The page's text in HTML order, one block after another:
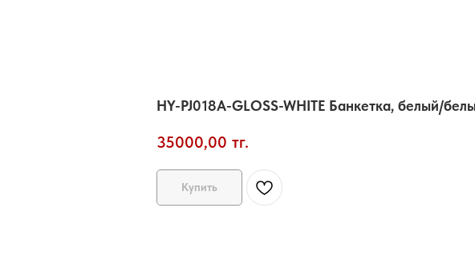
HY-PJ018A-GLOSS-WHITE Банкетка, белый/
35000,00 тг.
Купить